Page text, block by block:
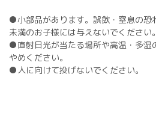
●小部品があります。誤飲・窒息の恐
未満のお子様には与えないでください。
●直射日光が当たる場所や高温・多湿
やめください。
●人に向けて投げないでください。